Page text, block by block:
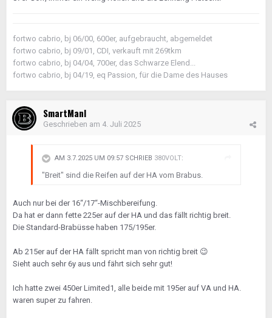
fortwo cabrio, bj 06/00, 600er, aufgebraucht, abgemeldet
fortwo cabrio, bj 09/01, CDI, verkauft mit 269tkm
fortwo cabrio, bj 04/04, 700er, das Schwarze Elend...
fortwo cabrio, bj 04/19, eq Passion, für die Dame des Hauses
SmartManI
Geschrieben am 4. Juli 2025
AM 3.7.2025 UM 09:57 SCHRIEB 380VOLT:
"Breit" sind die Reifen auf der HA vom Brabus.
Auch nur bei der 16“/17“-Mischbereifung.
Da hat er dann fette 225er auf der HA und das fällt richtig breit.
Die Standard-Brabüsse haben 175/195er.
Ab 215er auf der HA fällt spricht man von richtig breit 😉
Sieht auch sehr 6y aus und fährt sich sehr gut!
Ich hatte zwei 450er Limited1, alle beide mit 195er auf VA und HA.
waren super zu fahren.